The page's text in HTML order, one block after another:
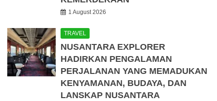
1 August 2026
TRAVEL
NUSANTARA EXPLORER
HADIRKAN PENGALAMAN
PERJALANAN YANG MEMADUKAN
KENYAMANAN, BUDAYA, DAN
LANSKAP NUSANTARA